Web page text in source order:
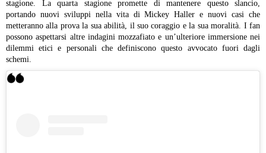
stagione. La quarta stagione promette di mantenere questo slancio,
portando nuovi sviluppi nella vita di Mickey Haller e nuovi casi che
metteranno alla prova la sua abilità, il suo coraggio e la sua moralità. I fan
possono aspettarsi altre indagini mozzafiato e un’ulteriore immersione nei
dilemmi etici e personali che definiscono questo avvocato fuori dagli
schemi.